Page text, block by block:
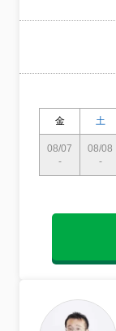
金 土
08/07
-
08/08
-